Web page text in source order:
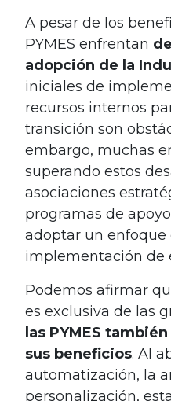
A pesar de los
PYMES enfrentan
adopción de la
iniciales de
recursos internos
transición son
embargo, muchas
superando estos
asociaciones
programas de
adoptar un enfoque
implementación de
Podemos afirmar
es exclusiva de las
las PYMES
sus beneficios. Al
automatización, la
personalización,